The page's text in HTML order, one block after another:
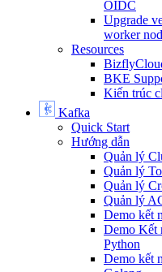
OIDC
Upgrade
worker
Resources
BKE
Kiến trúc
Kafka
Quick Start
Hướng dẫn
Quản lý
Quản lý
Quản lý
Quản lý
Demo kết
Demo Kết
Python
Demo kết